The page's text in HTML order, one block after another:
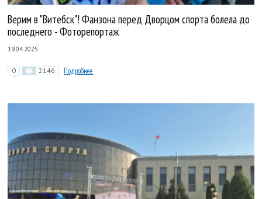
Верим в "Витебск"! Фанзона перед Дворцом спорта болела до
последнего - Фоторепортаж
19.04.2025
0 2146 Подробнее